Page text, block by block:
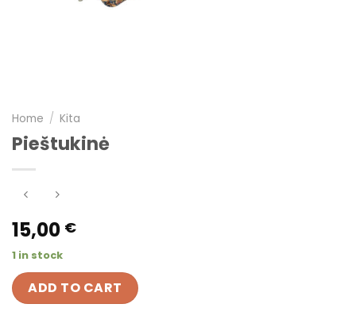
Home / Kita
Pieštukinė
15,00 €
1 in stock
ADD TO CART